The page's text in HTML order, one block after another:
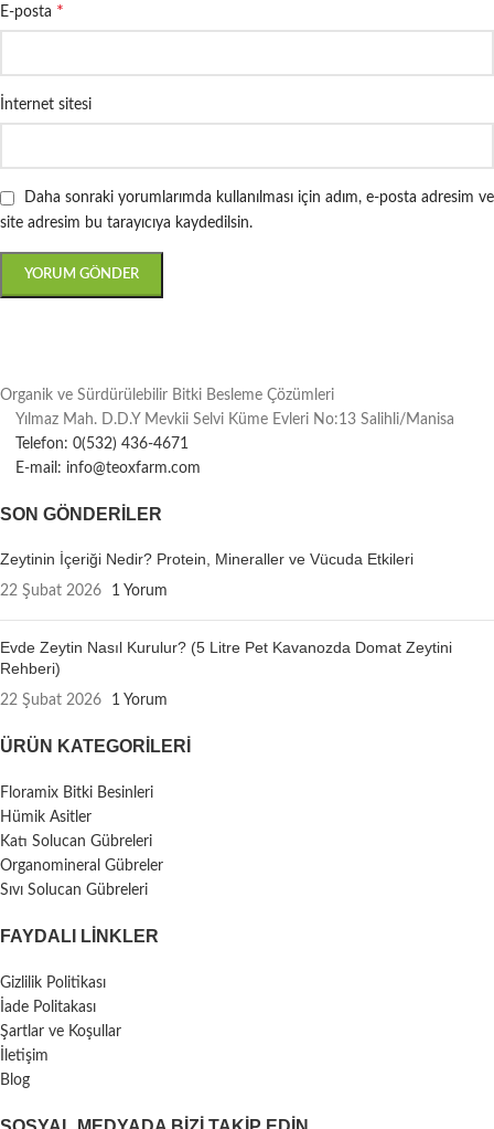
E-posta *
İnternet sitesi
Daha sonraki yorumlarımda kullanılması için adım, e-posta adresim ve
site adresim bu tarayıcıya kaydedilsin.
Organik ve Sürdürülebilir Bitki Besleme Çözümleri
Yılmaz Mah. D.D.Y Mevkii Selvi Küme Evleri No:13 Salihli/Manisa
Telefon: 0(532) 436-4671
E-mail: info@teoxfarm.com
SON GÖNDERILER
Zeytinin İçeriği Nedir? Protein, Mineraller ve Vücuda Etkileri
22 Şubat 2026 1 Yorum
Evde Zeytin Nasıl Kurulur? (5 Litre Pet Kavanozda Domat Zeytini
Rehberi)
22 Şubat 2026 1 Yorum
ÜRÜN KATEGORILERI
Floramix Bitki Besinleri
Hümik Asitler
Katı Solucan Gübreleri
Organomineral Gübreler
Sıvı Solucan Gübreleri
FAYDALI LİNKLER
Gizlilik Politikası
İade Politakası
Şartlar ve Koşullar
İletişim
Blog